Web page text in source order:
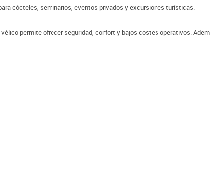
cócteles, seminarios, eventos privados y excursiones turísticas.
permite ofrecer seguridad, confort y bajos costes operativos.